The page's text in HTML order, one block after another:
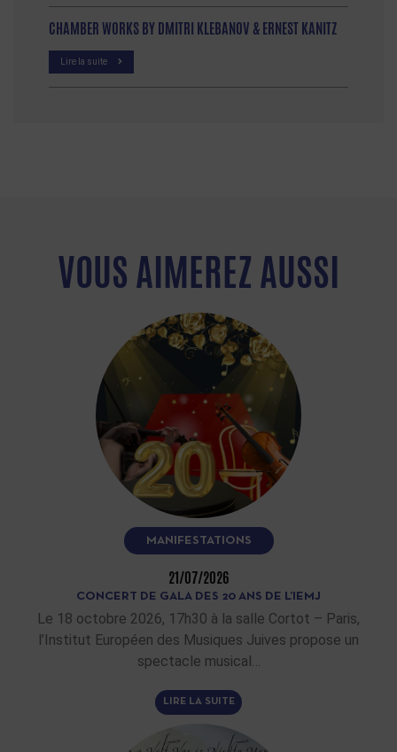
CHAMBER WORKS BY DMITRI KLEBANOV & ERNEST KANITZ
Lire la suite
VOUS AIMEREZ AUSSI
MANIFESTATIONS
21/07/2026
CONCERT DE GALA DES 20 ANS DE L’IEMJ
Le 18 octobre 2026, 17h30 à la salle Cortot – Paris,
l’Institut Européen des Musiques Juives propose un
spectacle musical…
LIRE LA SUITE